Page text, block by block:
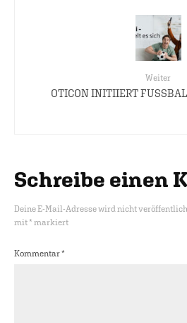
Weiter
OTICON INITIIERT
Schreibe einen
Deine E-Mail-Adresse wird nicht
mit* markiert
Kommentar*